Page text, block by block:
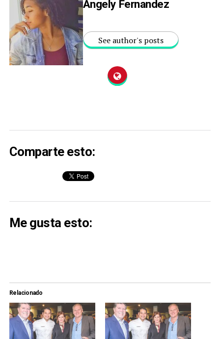
Angely Fernandez
See author's posts
Comparte esto:
Me gusta esto:
Relacionado